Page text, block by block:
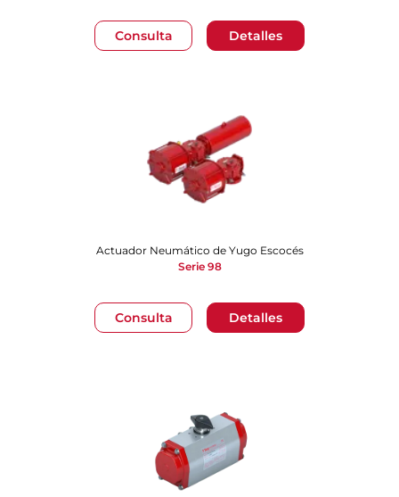
Consulta Detalles
Consulta Detalles
Actuador Neumático de Yugo Escocés
Serie 98